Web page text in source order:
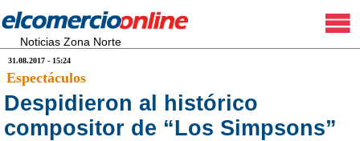
Noticias Zona Norte
31.08.2017 - 15:24
Espectáculos
Despidieron al histórico
compositor de “Los Simpsons”